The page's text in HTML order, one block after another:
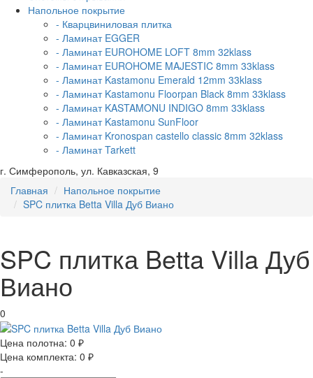
Напольное покрытие
- Кварцвиниловая плитка
- Ламинат EGGER
- Ламинат EUROHOME LOFT 8mm 32klass
- Ламинат EUROHOME MAJESTIC 8mm 33klass
- Ламинат Kastamonu Emerald 12mm 33klass
- Ламинат Kastamonu Floorpan Black 8mm 33klass
- Ламинат KASTAMONU INDIGO 8mm 33klass
- Ламинат Kastamonu SunFloor
- Ламинат Kronospan castello classic 8mm 32klass
- Ламинат Tarkett
г. Симферополь, ул. Кавказская, 9
Главная
Напольное покрытие
SPC плитка Betta Villa Дуб Виано
SPC плитка Betta Villa Дуб
Виано
0
Цена полотна: 0 ₽
Цена комплекта: 0 ₽
-